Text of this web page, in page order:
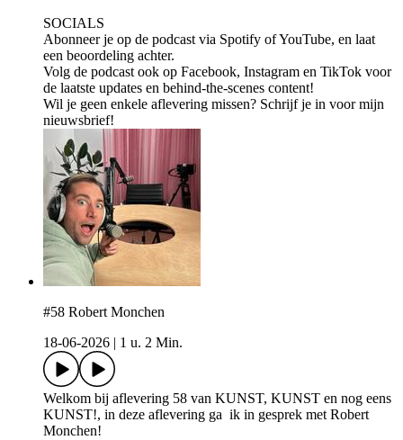
SOCIALS
Abonneer je op de podcast via ⁠⁠⁠⁠⁠⁠⁠⁠⁠⁠⁠⁠⁠⁠⁠⁠⁠⁠⁠⁠⁠Spotify⁠⁠⁠⁠⁠⁠⁠⁠⁠⁠⁠⁠⁠⁠⁠⁠⁠⁠⁠⁠⁠ of ⁠⁠⁠⁠⁠⁠⁠⁠⁠⁠⁠⁠⁠⁠⁠⁠⁠⁠⁠⁠⁠YouTube⁠⁠⁠⁠⁠⁠⁠⁠⁠⁠⁠⁠⁠⁠⁠⁠⁠⁠⁠⁠⁠, en laat
een beoordeling achter.
Volg de podcast ook op ⁠⁠⁠⁠⁠⁠⁠⁠⁠⁠⁠⁠⁠⁠⁠⁠⁠⁠⁠⁠⁠Facebook⁠⁠⁠⁠⁠⁠⁠⁠⁠⁠⁠⁠⁠⁠⁠⁠⁠⁠⁠⁠⁠, ⁠⁠⁠⁠⁠⁠⁠⁠⁠⁠⁠⁠⁠⁠⁠⁠⁠⁠⁠⁠⁠Instagram⁠⁠⁠⁠⁠⁠⁠⁠⁠⁠⁠⁠⁠⁠⁠⁠⁠⁠⁠⁠⁠ en ⁠⁠⁠⁠⁠⁠⁠⁠⁠⁠⁠⁠⁠⁠⁠⁠⁠⁠⁠⁠⁠TikTok⁠⁠⁠⁠⁠⁠⁠⁠⁠⁠⁠⁠⁠⁠⁠⁠⁠⁠⁠⁠⁠ voor
de laatste updates en behind-the-scenes content!
Wil je geen enkele aflevering missen? Schrijf je in voor mijn
⁠⁠⁠⁠⁠⁠⁠⁠⁠⁠⁠⁠⁠⁠⁠⁠⁠⁠⁠⁠⁠nieuwsbrief⁠⁠⁠⁠⁠⁠⁠⁠⁠⁠⁠⁠⁠⁠⁠⁠⁠⁠⁠⁠⁠!
#58 Robert Monchen
18-06-2026
1 u. 2 Min.
Welkom bij aflevering 58 van KUNST, KUNST en nog eens
KUNST!, in deze aflevering ga ik in gesprek met Robert
Monchen!